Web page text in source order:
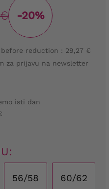
-20%
reduction : 29,27 €
za prijavu na newsletter
isti dan
56/58 60/62